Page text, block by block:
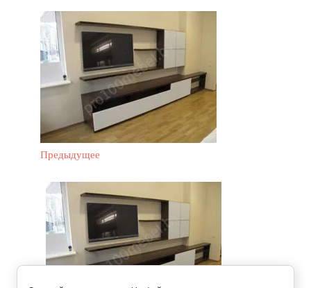
Предыдущее